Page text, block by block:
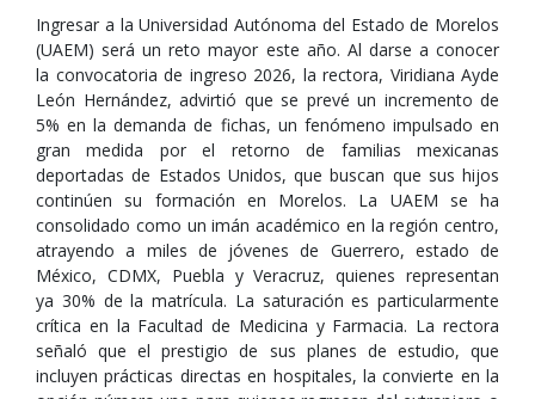
Ingresar a la Universidad Autónoma del Estado de Morelos
(UAEM) será un reto mayor este año. Al darse a conocer
la convocatoria de ingreso 2026, la rectora, Viridiana Ayde
León Hernández, advirtió que se prevé un incremento de
5% en la demanda de fichas, un fenómeno impulsado en
gran medida por el retorno de familias mexicanas
deportadas de Estados Unidos, que buscan que sus hijos
continúen su formación en Morelos. La UAEM se ha
consolidado como un imán académico en la región centro,
atrayendo a miles de jóvenes de Guerrero, estado de
México, CDMX, Puebla y Veracruz, quienes representan
ya 30% de la matrícula. La saturación es particularmente
crítica en la Facultad de Medicina y Farmacia. La rectora
señaló que el prestigio de sus planes de estudio, que
incluyen prácticas directas en hospitales, la convierte en la